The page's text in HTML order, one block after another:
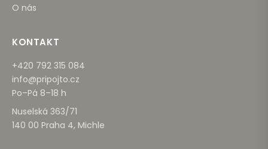
O nás
KONTAKT
+420 792 315 084
info@pripojto.cz
Po–Pá 8–18 h
Nuselská 363/71
140 00 Praha 4, Michle